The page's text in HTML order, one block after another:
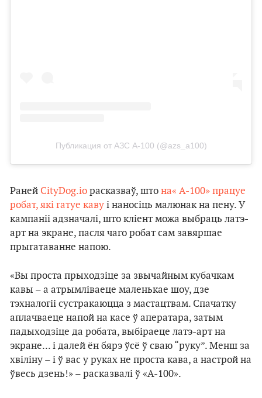
Публикация от АЗС А-100 (@azs_a100)
Раней CityDog.io расказваў, што на« А-100» працуе
робат, які гатуе каву і наносіць малюнак на пену. У
кампаніі адзначалі, што кліент можа выбраць латэ-
арт на экране, пасля чаго робат сам завяршае
прыгатаванне напою.
«Вы проста прыходзіце за звычайным кубачкам
кавы – а атрымліваеце маленькае шоу, дзе
тэхналогіі сустракаюцца з мастацтвам. Спачатку
аплачваеце напой на касе ў аператара, затым
падыходзіце да робата, выбіраеце латэ-арт на
экране... і далей ён бярэ ўсё ў сваю “руку”. Менш за
хвіліну – і ў вас у руках не проста кава, а настрой на
ўвесь дзень!» – расказвалі ў «А-100».